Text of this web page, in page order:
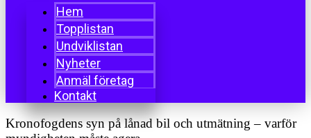
Hem
Topplistan
Undviklistan
Nyheter
Anmäl företag
Kontakt
Kronofogdens syn på lånad bil och utmätning – varför